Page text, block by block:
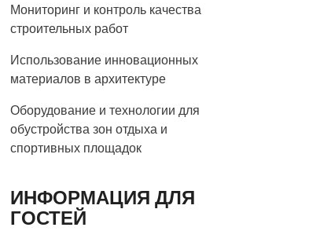
Мониторинг и контроль качества
строительных работ
Использование инновационных
материалов в архитектуре
Оборудование и технологии для
обустройства зон отдыха и
спортивных площадок
ИНФОРМАЦИЯ ДЛЯ
ГОСТЕЙ